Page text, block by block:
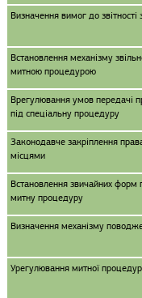
Визначення вимог до
Встановлення механізму
митною процедурою
Врегулювання умов передачі
під спеціальну процедуру
Законодавче закріплення
місцями
Встановлення звичайних
митну процедуру
Визначення механізму
Урегулювання митної